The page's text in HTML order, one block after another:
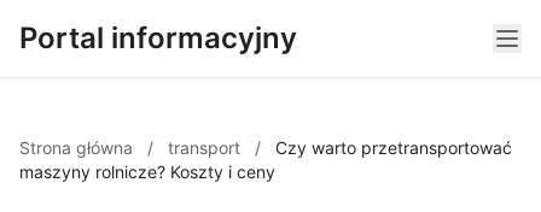
Portal informacyjny
Strona główna / transport /
Czy warto przetransportować
maszyny rolnicze? Koszty i ceny